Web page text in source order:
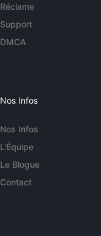
Réclame
Support
DMCA
Nos Infos
Nos Infos
L'Équipe
Le Blogue
Contact